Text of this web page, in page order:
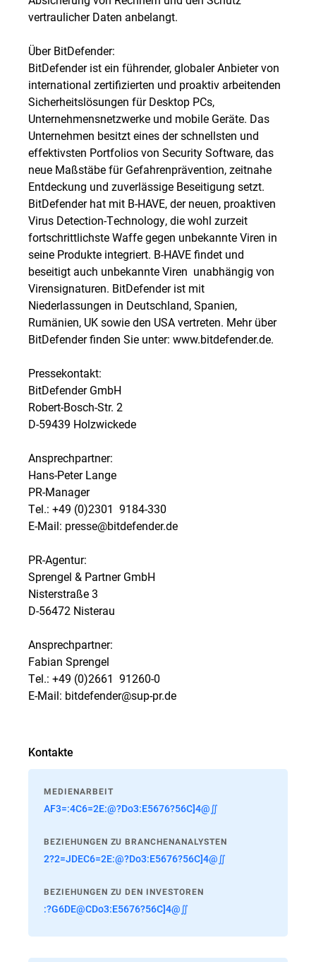
vertraulicher Daten anbelangt.
Über BitDefender:
BitDefender ist ein führender, globaler Anbieter von
international zertifizierten und proaktiv arbeitenden
Sicherheitslösungen für Desktop PCs,
Unternehmensnetzwerke und mobile Geräte. Das
Unternehmen besitzt eines der schnellsten und
effektivsten Portfolios von Security Software, das
neue Maßstäbe für Gefahrenprävention, zeitnahe
Entdeckung und zuverlässige Beseitigung setzt.
BitDefender hat mit B-HAVE, der neuen, proaktiven
Virus Detection-Technology, die wohl zurzeit
fortschrittlichste Waffe gegen unbekannte Viren in
seine Produkte integriert. B-HAVE findet und
beseitigt auch unbekannte Viren  unabhängig von
Virensignaturen. BitDefender ist mit
Niederlassungen in Deutschland, Spanien,
Rumänien, UK sowie den USA vertreten. Mehr über
BitDefender finden Sie unter: www.bitdefender.de.
Pressekontakt:
BitDefender GmbH
Robert-Bosch-Str. 2
D-59439 Holzwickede
Ansprechpartner:
Hans-Peter Lange
PR-Manager
Tel.: +49 (0)2301  9184-330
E-Mail: presse@bitdefender.de
PR-Agentur:
Sprengel & Partner GmbH
Nisterstraße 3
D-56472 Nisterau
Ansprechpartner:
Fabian Sprengel
Tel.: +49 (0)2661  91260-0
E-Mail: bitdefender@sup-pr.de
Kontakte
MEDIENARBEIT
AF3=:4C6=2E:@?Do3:E5676?56C]4@∬
BEZIEHUNGEN ZU BRANCHENANALYSTEN
2?2=JDEC6=2E:@?Do3:E5676?56C]4@∬
BEZIEHUNGEN ZU DEN INVESTOREN
:?G6DE@CDo3:E5676?56C]4@∬